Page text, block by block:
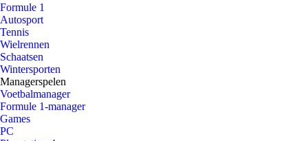
Formule 1
Autosport
Tennis
Wielrennen
Schaatsen
Wintersporten
Managerspelen
Voetbalmanager
Formule 1-manager
Games
PC